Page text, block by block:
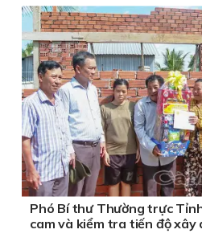
Phó Bí thư Thường trực
cam và kiểm tra tiến độ xây